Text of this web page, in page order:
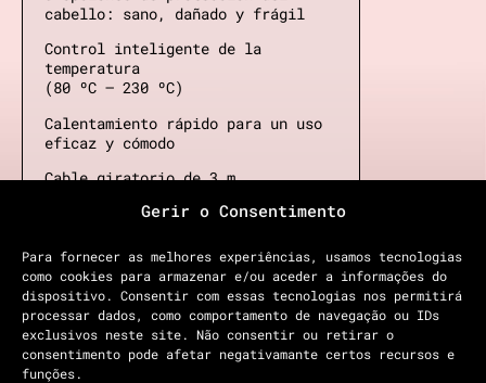
Gerir o Consentimento
Para fornecer as melhores experiências, usamos tecnologias
como cookies para armazenar e/ou aceder a informações do
dispositivo. Consentir com essas tecnologias nos permitirá
processar dados, como comportamento de navegação ou IDs
exclusivos neste site. Não consentir ou retirar o
consentimento pode afetar negativamante certos recursos e
funções.
cabello: sano, dañado y frágil
Control inteligente de la
temperatura
(80 ºC – 230 ºC)
Calentamiento rápido para un uso
eficaz y cómodo
Cable giratorio de 3 m
Protección de desconexión
€129